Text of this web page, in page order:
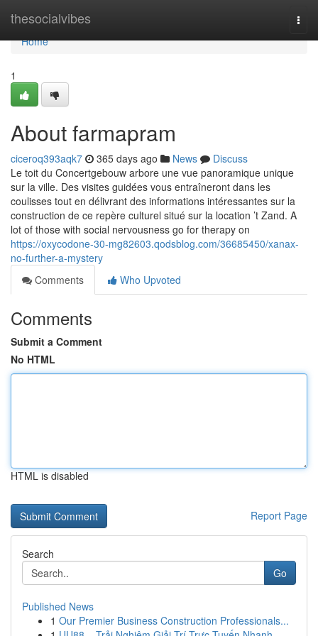
thesocialvibes
Home
Home
1
About farmapram
ciceroq393aqk7 365 days ago News
Discuss
Le toit du Concertgebouw arbore une vue panoramique unique
sur la ville. Des visites guidées vous entraîneront dans les
coulisses tout en délivrant des informations intéressantes sur la
construction de ce repère culturel situé sur la location ’t Zand. A
lot of those with social nervousness go for therapy on
https://oxycodone-30-mg82603.qodsblog.com/36685450/xanax-
no-further-a-mystery
Comments
Who Upvoted
Comments
Submit a Comment
No HTML
HTML is disabled
Report Page
Search
Go
Published News
1 Our Premier Business Construction Professionals...